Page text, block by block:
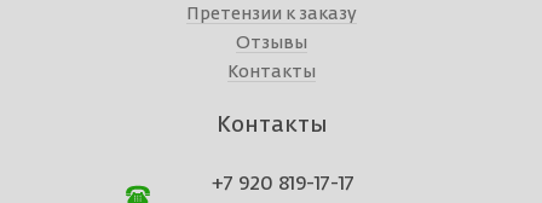
Претензии к заказу
Отзывы
Контакты
Контакты
+7 920 819-17-17